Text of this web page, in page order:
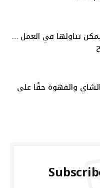
تناولها في العمل …
والقهوة حقًا على